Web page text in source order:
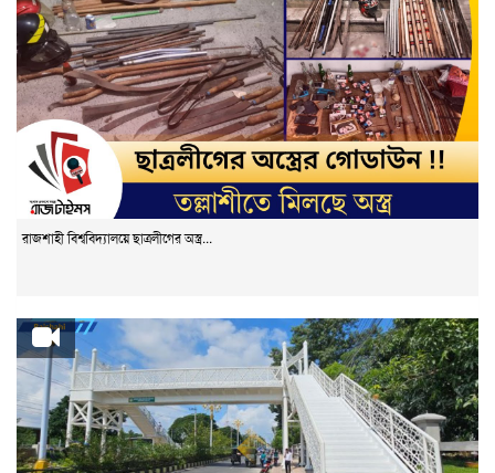
রাজশাহী বিশ্ববিদ্যালয়ে ছাত্রলীগের অস্ত্র...